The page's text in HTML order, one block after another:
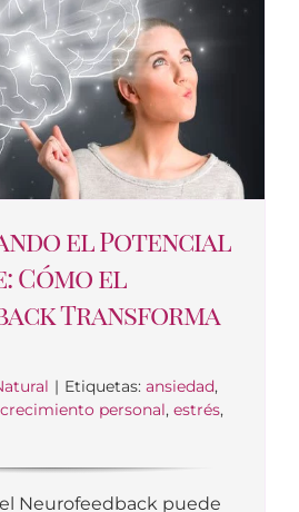
el Potencial
Cómo el
Transforma
| Etiquetas: ansiedad,
crecimiento personal, estrés,
Neurofeedback puede